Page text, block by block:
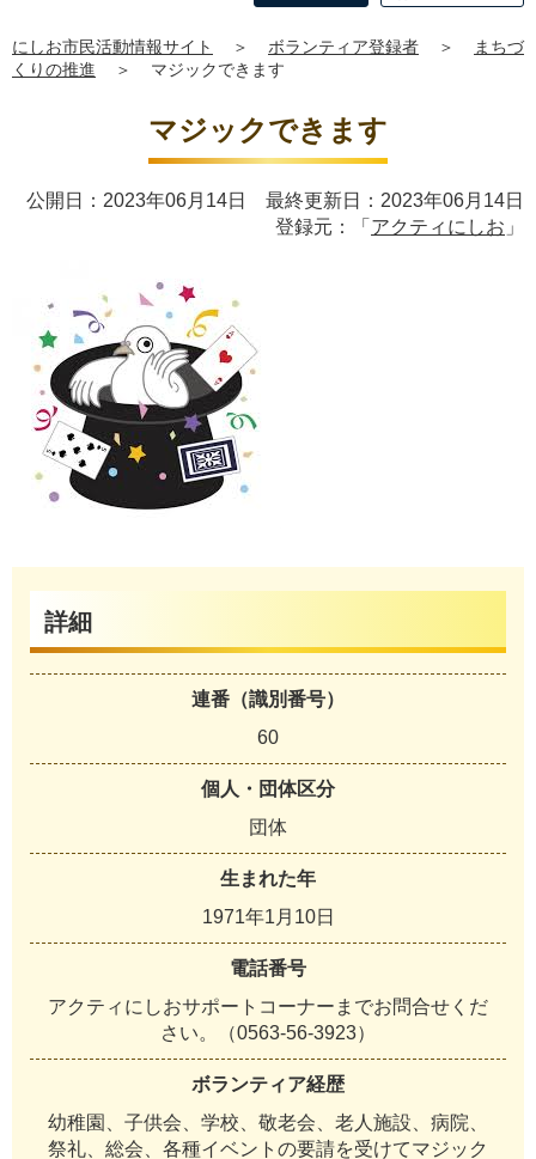
にしお市民活動情報サイト ＞ ボランティア登録者 ＞
まちづ
くりの推進
＞ マジックできます
マジックできます
公開日：2023年06月14日 最終更新日：2023年06月14日
登録元：「 アクティにしお 」
詳細
連番（識別番号）
60
個人・団体区分
団体
生まれた年
1971年1月10日
電話番号
アクティにしおサポートコーナーまでお問合せくだ
さい。（0563-56-3923）
ボランティア経歴
幼稚園、子供会、学校、敬老会、老人施設、病院、
祭礼、総会、各種イベントの要請を受けてマジック